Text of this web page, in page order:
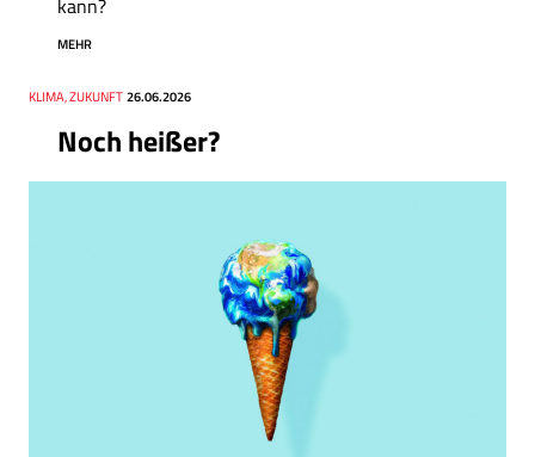
kann?
MEHR
Noch heißer?
Thema
KLIMA, ZUKUNFT
Datum 26.06.2026